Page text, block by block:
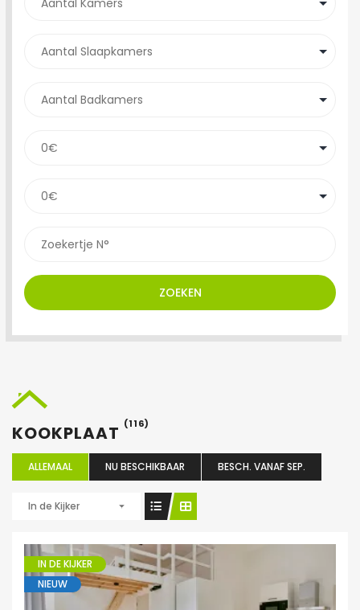
ZOEKEN
KOOKPLAAT (116)
ALLEMAAL NU BESCHIKBAAR BESCH. VANAF SEP.
In de Kijker
IN DE KIJKER
NIEUW